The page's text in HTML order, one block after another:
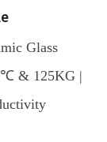
Glass
& 125KG |